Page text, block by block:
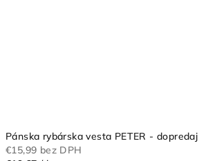
Pánska rybárska vesta PETER - dopredaj
€15,99 bez DPH